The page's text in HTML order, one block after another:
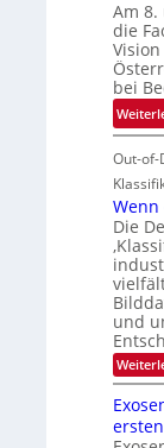
Am
die
bei
Out-of-
Die
und